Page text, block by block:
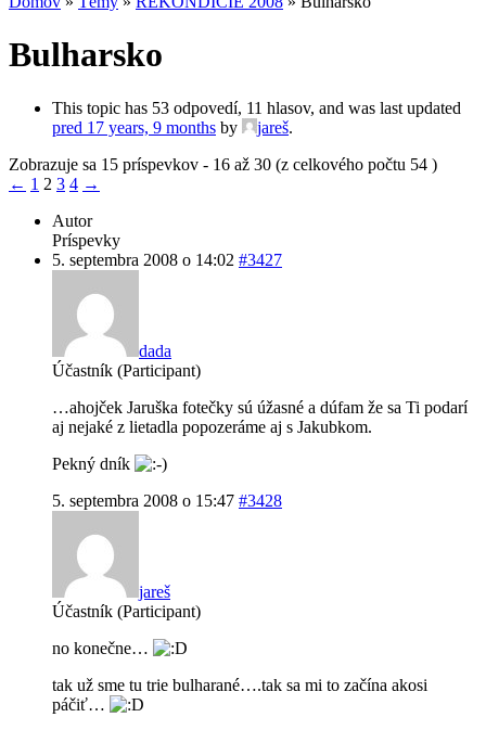
Bulharsko
This topic has 53 odpovedí, 11 hlasov, and was last updated
pred 17 years, 9 months by jareš.
Zobrazuje sa 15 príspevkov - 16 až 30 (z celkového počtu 54 )
← 1 2 3 4 →
Autor
Príspevky
5. septembra 2008 o 14:02 #3427
dada
Účastník (Participant)
…ahojček Jaruška fotečky sú úžasné a dúfam že sa Ti podarí
aj nejaké z lietadla popozeráme aj s Jakubkom.
Pekný dník
5. septembra 2008 o 15:47 #3428
jareš
Účastník (Participant)
no konečne…
tak už sme tu trie bulharané….tak sa mi to začína akosi
páčiť…